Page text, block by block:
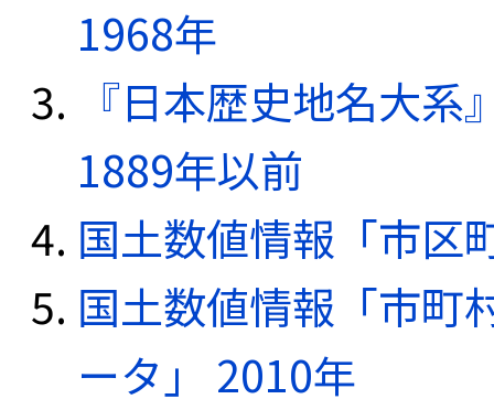
1968年
『日本歴史地名大
1889年以前
国土数値情報「市区
国土数値情報「市町
ータ」 2010年